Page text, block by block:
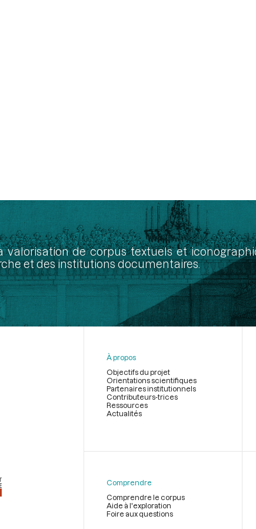
valorisation de corpus textuels et
et des institutions documentaires.
page
À propos
Objectifs du projet
Orientations scientifiques
Partenaires institutionnels
Contributeurs-trices
Ressources
Actualités
Comprendre
Comprendre le corpus
Aide à l'exploration
Foire aux questions